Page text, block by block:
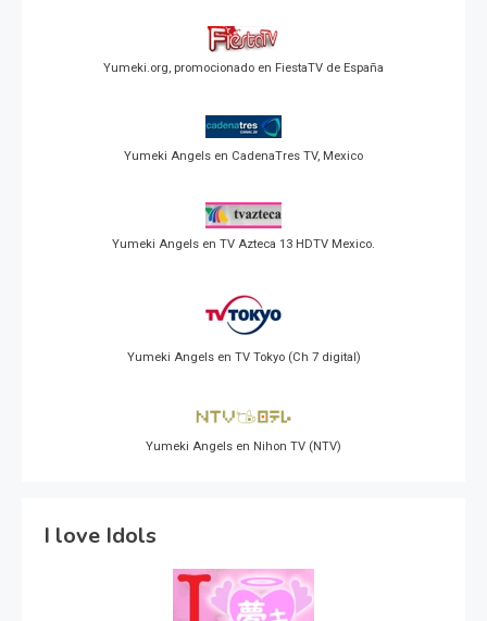
Yumeki.org, promocionado en FiestaTV de España
Yumeki Angels en CadenaTres TV, Mexico
Yumeki Angels en TV Azteca 13 HDTV Mexico.
Yumeki Angels en TV Tokyo (Ch 7 digital)
Yumeki Angels en Nihon TV (NTV)
I love Idols